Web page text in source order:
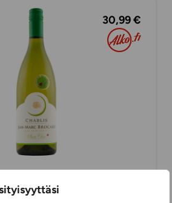
30,99 €
Chablis Sainte Claire
Organic